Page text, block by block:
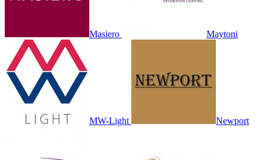
Masiero Maytoni
MW-Light Newport